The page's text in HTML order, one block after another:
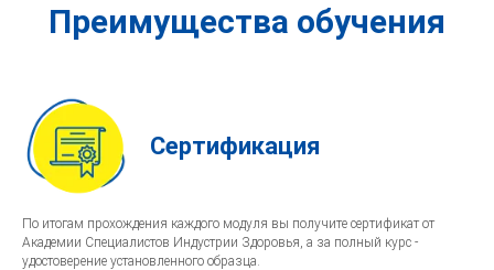
Преимущества обучения
Сертификация
По итогам прохождения каждого модуля вы получите сертификат от
Академии Специалистов Индустрии Здоровья, а за полный курс -
удостоверение установленного образца.